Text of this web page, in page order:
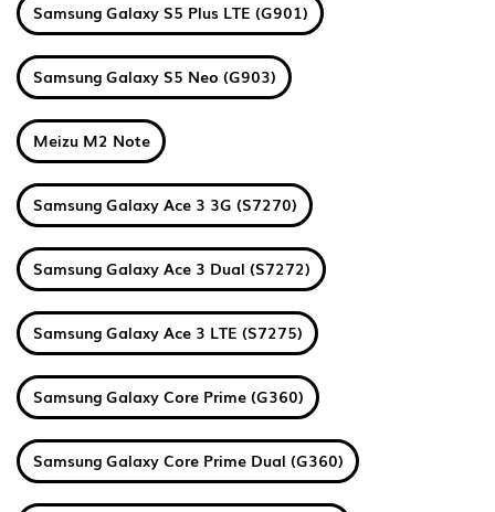
Samsung Galaxy S5 Plus LTE (G901)
Samsung Galaxy S5 Neo (G903)
Meizu M2 Note
Samsung Galaxy Ace 3 3G (S7270)
Samsung Galaxy Ace 3 Dual (S7272)
Samsung Galaxy Ace 3 LTE (S7275)
Samsung Galaxy Core Prime (G360)
Samsung Galaxy Core Prime Dual (G360)